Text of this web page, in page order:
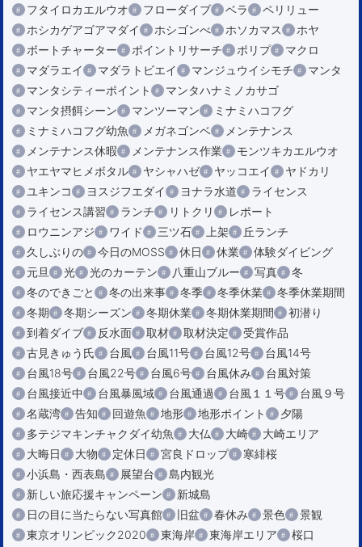
フタイロカエルウオ
フローダイブ ベラ
ペリリュー
ホシカゲアゴアマダイ
ホシゴンべ ホソカマス
ホヤ
ボートチャーター
ポイントリサーチ ポリプ
マクロ
マダラエイ
マダラトビエイ マンジュウイシモチ
マンタ
マンタシティーポイント
マンタハナミノカサゴ
マンタ摂餌シーン
マンツーマン
ミナミハコフグ
ミナミハコフグ幼魚
メガネゴンベ
メンテナンス
メンテナンス休暇
メンテナンス作業
モンツキカエルウオ
ヤエヤマヒメボタル
ヤシャハゼ ヤッコエイ
ヤドカリ
ユキンコ
ヨスジフエダイ ヨナラ水道
ライセンス
ライセンス講習
ランチ リトクリ
レポート
ロウニンアジ
ワイド 三ツ石 上架
丘ランチ
久しぶりの
今日のMOSS 休日 休業
体験ダイビング
元旦
光 光のカーテン 八重山ブルー 写真
冬
冬のできごと
冬の出来事 冬季 冬季休業
冬季休業期間
冬期
冬期シーズン 冬期休業 冬期休業期間
初潜り
到着ダイブ
反水面 取材 取材決定
受賞作品
古見きゅう氏
台風 台風11号 台風12号
台風14号
台風18号
台風22号 台風6号 台風休み
台風対策
台風接近中
台風暴風域 台風通過 台風１１号
台風９号
名蔵湾
告知 回遊魚 地形 地形ポイント
夕陽
多テジマキンチャクダイ幼魚
大仏 大崎
大崎エリア
大晦日
大物 定休日 宮良ドロップ
寒緋桜
小浜島・西表島
展望台
島内観光
新しい旅応援キャンペーン
新城島
日の目に当たらない写真館
旧盆 春休み 景色
景観
東京オリンピック2020
東海岸 東海岸エリア
桜口